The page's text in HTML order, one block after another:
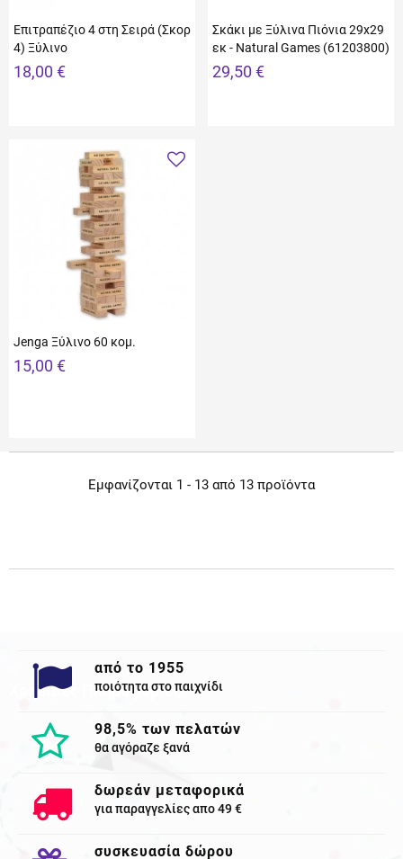
Επιτραπέζιο 4 στη Σειρά (Σκορ
4) Ξύλινο
18,00 €
Σκάκι με Ξύλινα Πιόνια 29x29
εκ - Natural Games (61203800)
29,50 €
Jenga Ξύλινο 60 κομ.
15,00 €
Εμφανίζονται 1 - 13 από 13 προϊόντα
Χρησιμες Πληροφορίες
από το 1955
ποιότητα στο παιχνίδι
98,5% των πελατών
θα αγόραζε ξανά
δωρεάν μεταφορικά
για παραγγελίες απο 49 €
συσκευασία δώρου